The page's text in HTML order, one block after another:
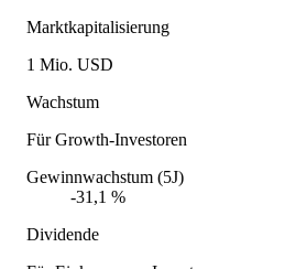
Marktkapitalisierung
1 Mio. USD
Wachstum
Für Growth-Investoren
Gewinnwachstum (5J)
-31,1 %
Dividende